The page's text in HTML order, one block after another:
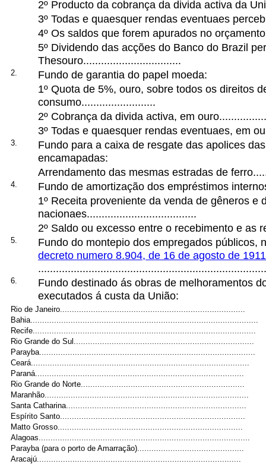
2º Producto da cobrança da divida activa da
3º Todas e quaesquer rendas eventuaes
4º Os saldos que forem apurados no
5º Dividendo das acções do Banco do Brazil
Thesouro.................................
2.
Fundo de garantia do papel moeda:
1º Quota de 5%, ouro, sobre todos os direitos
consumo.........................
2º Cobrança da divida activa, em
3º Todas e quaesquer rendas eventuaes, em
3.
Fundo para a caixa de resgate das apolices
encamapadas:
Arrendamento das mesmas estradas de
4.
Fundo de amortização dos empréstimos
1º Receita proveniente da venda de gêneros e
nacionaes.....................................
2º Saldo ou excesso entre o recebimento e as
5.
Fundo do montepio dos empregados públicos,
decreto numero 8.904, de 16 de agosto de 1911
6.
Fundo destinado ás obras de melhoramentos
executados á custa da União:
Rio de Janeiro..............................................................................
Bahia................................................................................................
Recife..............................................................................................
Rio Grande do Sul............................................................................
Parayba...........................................................................................
Ceará............................................................................................
Paraná........................................................................................
Rio Grande do Norte.....................................................................
Maranhão......................................................................................
Santa Catharina............................................................................
Espírito Santo..............................................................................
Matto Grosso..............................................................................
Alagoas.........................................................................................
Parayba (para o porto de Amarração).............................................
Aracajú......................................................................................